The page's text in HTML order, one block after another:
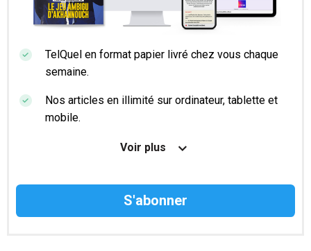
TelQuel en format papier livré chez vous chaque
semaine.
Nos articles en illimité sur ordinateur, tablette et
mobile.
Le magazine TelQuel en numérique avant la sortie
Voir plus